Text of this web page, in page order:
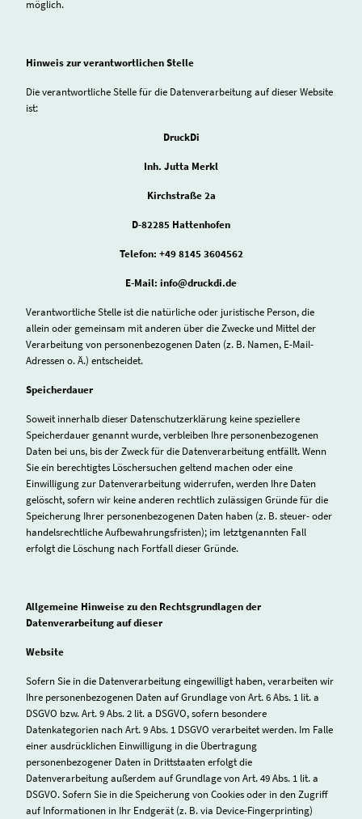
möglich.
Hinweis zur verantwortlichen Stelle
Die verantwortliche Stelle für die Datenverarbeitung auf dieser Website
ist:
DruckDi
Inh. Jutta Merkl
Kirchstraße 2a
D-82285 Hattenhofen
Telefon: +49 8145 3604562
E-Mail: info@druckdi.de
Verantwortliche Stelle ist die natürliche oder juristische Person, die
allein oder gemeinsam mit anderen über die Zwecke und Mittel der
Verarbeitung von personenbezogenen Daten (z. B. Namen, E-Mail-
Adressen o. Ä.) entscheidet.
Speicherdauer
Soweit innerhalb dieser Datenschutzerklärung keine speziellere
Speicherdauer genannt wurde, verbleiben Ihre personenbezogenen
Daten bei uns, bis der Zweck für die Datenverarbeitung entfällt. Wenn
Sie ein berechtigtes Löschersuchen geltend machen oder eine
Einwilligung zur Datenverarbeitung widerrufen, werden Ihre Daten
gelöscht, sofern wir keine anderen rechtlich zulässigen Gründe für die
Speicherung Ihrer personenbezogenen Daten haben (z. B. steuer- oder
handelsrechtliche Aufbewahrungsfristen); im letztgenannten Fall
erfolgt die Löschung nach Fortfall dieser Gründe.
Allgemeine Hinweise zu den Rechtsgrundlagen der
Datenverarbeitung auf dieser
Website
Sofern Sie in die Datenverarbeitung eingewilligt haben, verarbeiten wir
Ihre personenbezogenen Daten auf Grundlage von Art. 6 Abs. 1 lit. a
DSGVO bzw. Art. 9 Abs. 2 lit. a DSGVO, sofern besondere
Datenkategorien nach Art. 9 Abs. 1 DSGVO verarbeitet werden. Im Falle
einer ausdrücklichen Einwilligung in die Übertragung
personenbezogener Daten in Drittstaaten erfolgt die
Datenverarbeitung außerdem auf Grundlage von Art. 49 Abs. 1 lit. a
DSGVO. Sofern Sie in die Speicherung von Cookies oder in den Zugriff
auf Informationen in Ihr Endgerät (z. B. via Device-Fingerprinting)